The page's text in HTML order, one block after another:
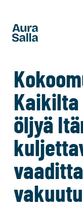
öljyä